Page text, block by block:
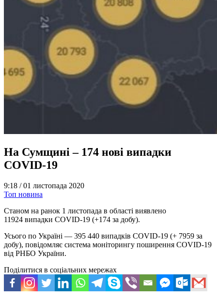
На Сумщині – 174 нові випадки
COVID-19
9:18 /01 листопада 2020
Топ новина
Станом на ранок 1 листопада в області виявлено
11924 випадки COVID-19 (+174 за добу).
Усього по Україні — 395 440 випадків COVID-19 (+ 7959 за
добу), повідомляє система моніторингу поширення COVID-19
від РНБО України.
Поділитися в соціальних мережах